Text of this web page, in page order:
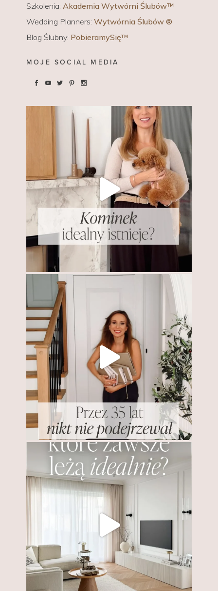
Szkolenia: Akademia Wytwórni Ślubów™
Wedding Planners: Wytwórnia Ślubów ®
Blog Ślubny: PobieramySię™
MOJE SOCIAL MEDIA